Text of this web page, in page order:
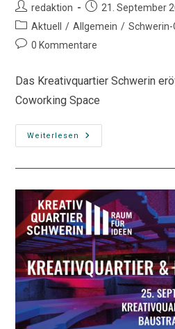
Beitrags-
Autor:
redaktion
Beitrag
veröffentlicht:
21. September
Beitrags-
Kategorie:
Aktuell / Allgemein / Schwerin-
Beitrags-
0 Kommentare
Das Kreativquartier Schwerin
Coworking Space
Weiterlesen
Eröffnung
Coworking-